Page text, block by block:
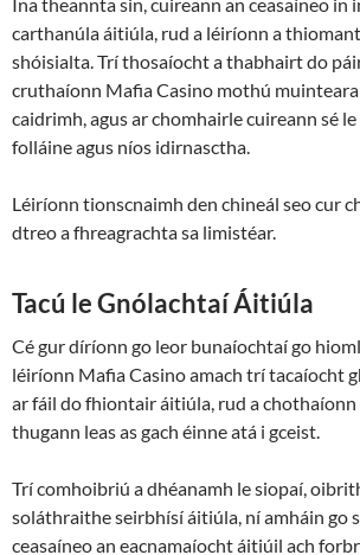
carthanúla áitiúla, rud a léiríonn a
shóisialta. Trí thosaíocht a thabhairt do
cruthaíonn Mafia Casino mothú
caidrimh, agus ar chomhairle cuireann sé
folláine agus níos idirnasctha.
Léiríonn tionscnaimh den chineál seo cur
dtreo a fhreagrachta sa limistéar.
Tacú le Gnólachtaí Áitiúla
Cé gur díríonn go leor bunaíochtaí go
léiríonn Mafia Casino amach trí tacaíocht
ar fáil do fhiontair áitiúla, rud a chothaíonn
thugann leas as gach éinne atá i gceist.
Trí comhoibriú a dhéanamh le siopaí,
soláthraithe seirbhísí áitiúla, ní amháin go
ceasaíneo an eacnamaíocht áitiúil ach